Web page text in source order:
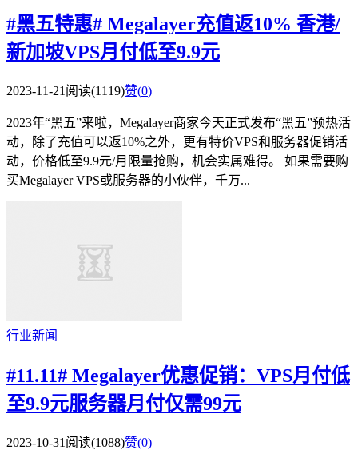
#黑五特惠# Megalayer充值返10% 香港/
新加坡VPS月付低至9.9元
2023-11-21 阅读(1119)赞(0)
2023年“黑五”来啦，Megalayer商家今天正式发布“黑五”预热活
动，除了充值可以返10%之外，更有特价VPS和服务器促销活
动，价格低至9.9元/月限量抢购，机会实属难得。 如果需要购
买Megalayer VPS或服务器的小伙伴，千万...
行业新闻
#11.11# Megalayer优惠促销：VPS月付低
至9.9元服务器月付仅需99元
2023-10-31 阅读(1088)赞(0)